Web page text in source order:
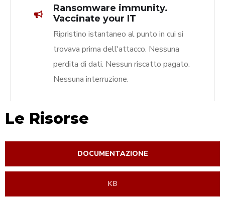
Ransomware immunity.
Vaccinate your IT
Ripristino istantaneo al punto in cui si
trovava prima dell'attacco. Nessuna
perdita di dati. Nessun riscatto pagato.
Nessuna interruzione.
Le Risorse
DOCUMENTAZIONE
KB